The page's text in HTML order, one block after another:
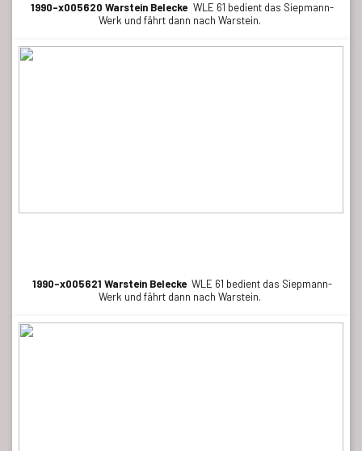
1990-x005620 Warstein Belecke WLE 61 bedient das Siepmann-
Werk und fährt dann nach Warstein.
1990-x005621 Warstein Belecke WLE 61 bedient das Siepmann-
Werk und fährt dann nach Warstein.